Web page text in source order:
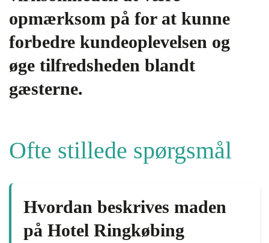
opmærksom på for at kunne
forbedre kundeoplevelsen og
øge tilfredsheden blandt
gæsterne.
Ofte stillede spørgsmål
Hvordan beskrives maden
på Hotel Ringkøbing